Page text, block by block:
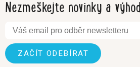
Nezmeškejte novinky a